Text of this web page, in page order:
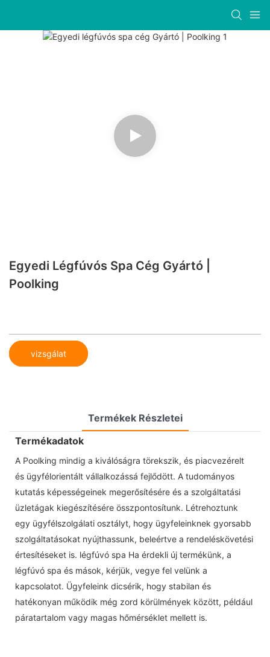
Egyedi Légfúvós Spa Cég Gyártó |
Poolking
vizsgálat
Termékek Részletei
Termékadatok
A Poolking mindig a kiválóságra törekszik, és piacvezérelt
és ügyfélorientált vállalkozássá fejlődött. A tudományos
kutatás képességeinek megerősítésére és a szolgáltatási
üzletágak kiegészítésére összpontosítunk. Létrehoztunk
egy ügyfélszolgálati osztályt, hogy ügyfeleinknek gyorsabb
szolgáltatásokat nyújthassunk, beleértve a rendeléskövetési
értesítéseket is. légfúvó spa Ha érdekli új termékünk, a
légfúvó spa és mások, kérjük, vegye fel velünk a
kapcsolatot. Ügyfeleink dicsérik, hogy stabilan és
hatékonyan működik még zord körülmények között, például
páratartalom vagy magas hőmérséklet mellett is.